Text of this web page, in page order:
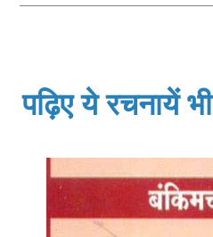
पढ़िए ये रचनायें भी